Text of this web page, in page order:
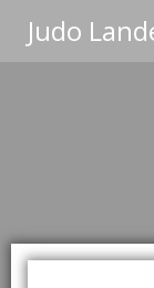
Judo